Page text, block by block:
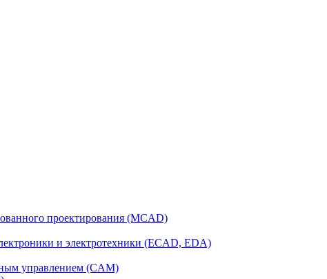
проектирования (MCAD)
и электротехники (ECAD, EDA)
управлением (CAM)